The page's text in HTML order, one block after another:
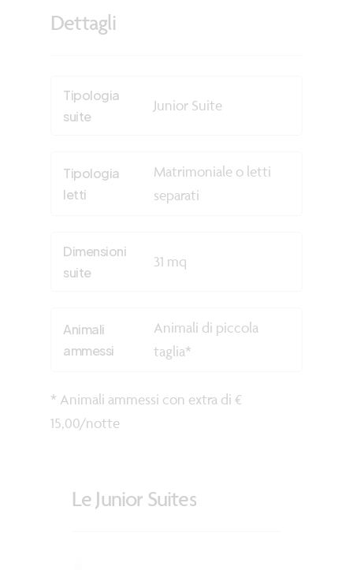
Dettagli
Tipologia
suite
Junior Suite
Tipologia
letti
Matrimoniale o letti
separati
Dimensioni
suite
31 mq
Animali
ammessi
Animali di piccola
taglia*
* Animali ammessi con extra di €
15,00/notte
LeJunior Suites